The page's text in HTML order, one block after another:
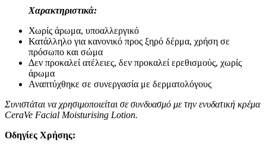
Χαρακτηριστικά:
Χωρίς άρωμα, υποαλλεργικό
Κατάλληλο για κανονικό προς ξηρό δέρμα, χρήση σε
πρόσωπο και σώμα
Δεν προκαλεί ατέλειες, δεν προκαλεί ερεθισμούς, χωρίς
άρωμα
Αναπτύχθηκε σε συνεργασία με δερματολόγους
Συνιστάται να χρησιμοποιείται σε συνδυασμό με την ενυδατική κρέμα
CeraVe Facial Moisturising Lotion.
Οδηγίες Χρήσης: